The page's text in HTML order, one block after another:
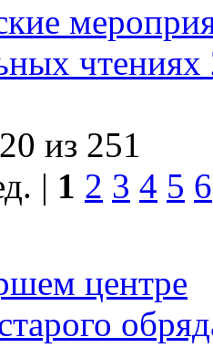
чтениях
из 251
| 1 2 3 4 5 6
центре